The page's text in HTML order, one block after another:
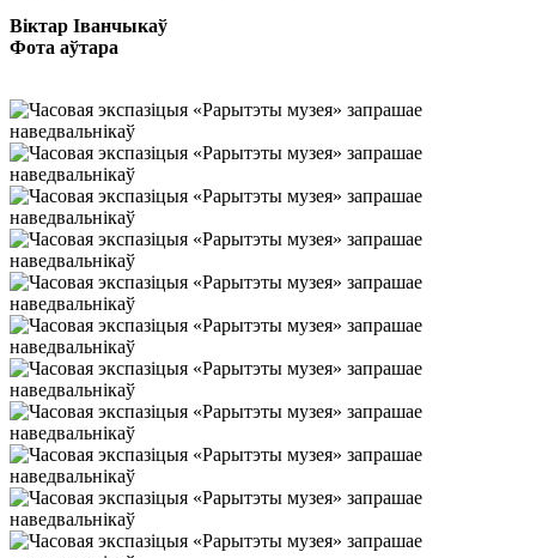
Віктар Іванчыкаў
Фота аўтара